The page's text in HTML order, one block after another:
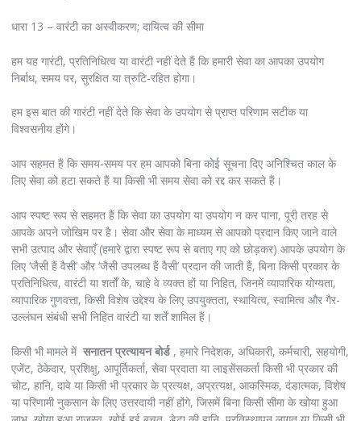
धारा 13 – वारंटी का अस्वीकरण; दायित्व की सीमा
हम यह गारंटी, प्रतिनिधित्व या वारंटी नहीं देते हैं कि हमारी सेवा का आपका उपयोग
निर्बाध, समय पर, सुरक्षित या त्रुटि-रहित होगा।
हम इस बात की गारंटी नहीं देते कि सेवा के उपयोग से प्राप्त परिणाम सटीक या
विश्वसनीय होंगे।
आप सहमत हैं कि समय-समय पर हम आपको बिना कोई सूचना दिए अनिश्चित काल के
लिए सेवा को हटा सकते हैं या किसी भी समय सेवा को रद्द कर सकते हैं।
आप स्पष्ट रूप से सहमत हैं कि सेवा का उपयोग या उपयोग न कर पाना, पूरी तरह से
आपके अपने जोखिम पर है। सेवा और सेवा के माध्यम से आपको प्रदान किए जाने वाले
सभी उत्पाद और सेवाएँ (हमारे द्वारा स्पष्ट रूप से बताए गए को छोड़कर) आपके उपयोग के
लिए ‘जैसी हैं वैसी’ और ‘जैसी उपलब्ध हैं वैसी’ प्रदान की जाती हैं, बिना किसी प्रकार के
प्रतिनिधित्व, वारंटी या शर्तों के, चाहे वे व्यक्त हों या निहित, जिनमें व्यापारिक योग्यता,
व्यापारिक गुणवत्ता, किसी विशेष उद्देश्य के लिए उपयुक्तता, स्थायित्व, स्वामित्व और गैर-
उल्लंघन संबंधी सभी निहित वारंटी या शर्तें शामिल हैं।
किसी भी मामले में सनातन प्रत्यायन बोर्ड, हमारे निदेशक, अधिकारी, कर्मचारी, सहयोगी,
एजेंट, ठेकेदार, प्रशिक्षु, आपूर्तिकर्ता, सेवा प्रदाता या लाइसेंसकर्ता किसी भी प्रकार की
चोट, हानि, दावे या किसी भी प्रकार के प्रत्यक्ष, अप्रत्यक्ष, आकस्मिक, दंडात्मक, विशेष
या परिणामी नुकसान के लिए उत्तरदायी नहीं होंगे, जिसमें बिना किसी सीमा के खोया हुआ